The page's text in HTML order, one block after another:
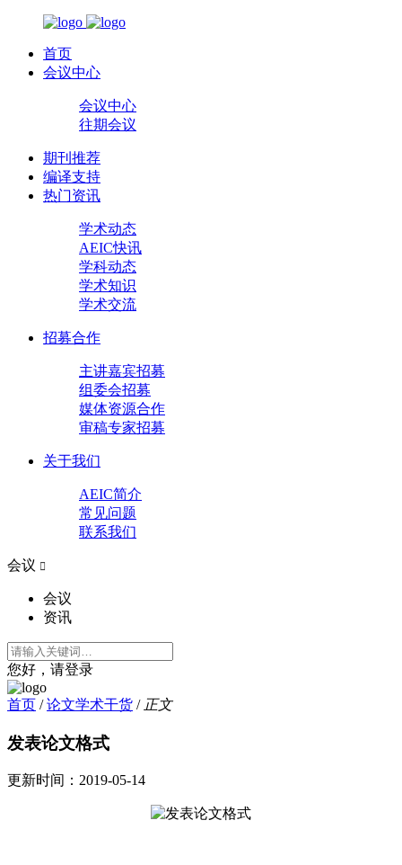
首页
会议中心
会议中心
往期会议
期刊推荐
编译支持
热门资讯
学术动态
AEIC快讯
学科动态
学术知识
学术交流
招募合作
主讲嘉宾招募
组委会招募
媒体资源合作
审稿专家招募
关于我们
AEIC简介
常见问题
联系我们
会议 
会议
资讯
您好，请登录
首页 / 论文学术干货 / 正文
发表论文格式
更新时间： 2019-05-14